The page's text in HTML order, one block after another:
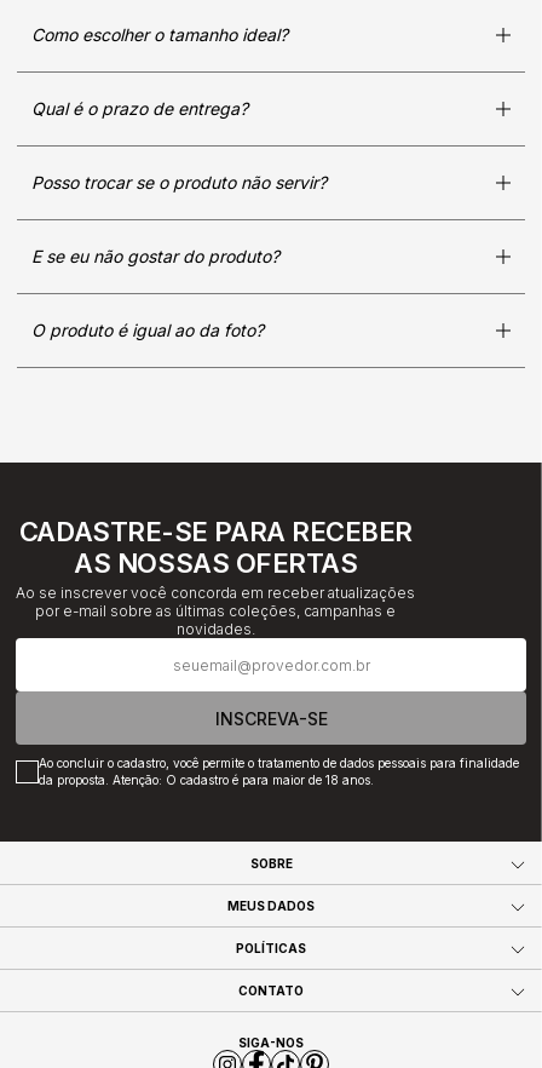
Como escolher o tamanho ideal?
Qual é o prazo de entrega?
Posso trocar se o produto não servir?
E se eu não gostar do produto?
O produto é igual ao da foto?
CADASTRE-SE PARA RECEBER
AS NOSSAS OFERTAS
Ao se inscrever você concorda em receber atualizações
por e-mail sobre as últimas coleções, campanhas e
novidades.
INSCREVA-SE
Ao concluir o cadastro, você permite o tratamento de dados pessoais para finalidade
da proposta. Atenção: O cadastro é para maior de 18 anos.
SOBRE
MEUS DADOS
POLÍTICAS
CONTATO
SIGA-NOS